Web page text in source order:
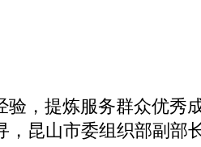
提炼服务群众优秀
昆山市委组织部副部